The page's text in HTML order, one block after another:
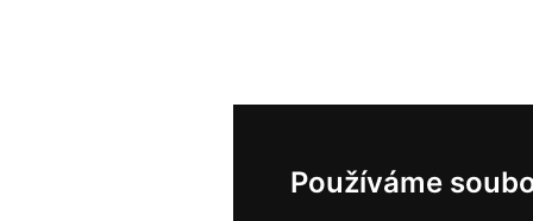
Používáme